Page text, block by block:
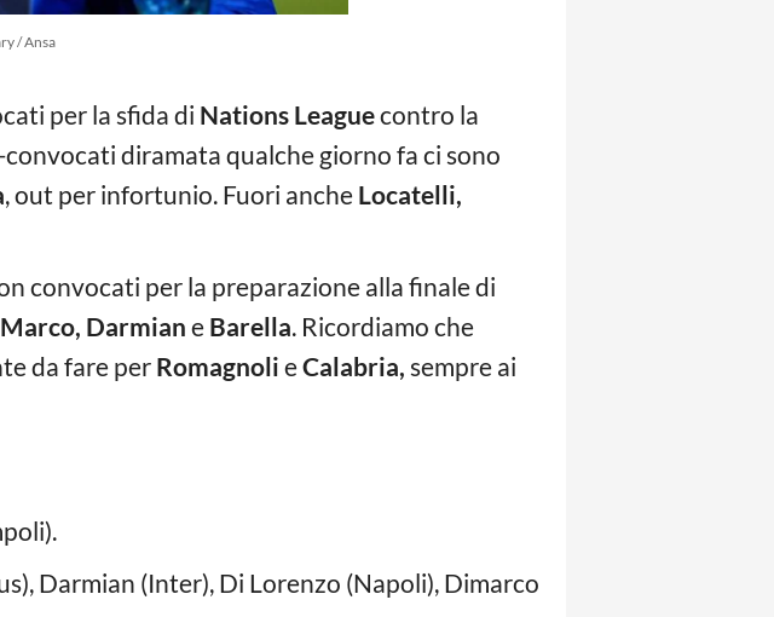
/ Ansa
per la sfida di Nations Leaguecontro la
diramata qualche giorno fa ci sono
, out per infortunio. Fuori anche Locatelli,
convocati per la preparazione alla finale di
Darmiane Barella. Ricordiamo che
da fare per Romagnoli eCalabria, sempre ai
Darmian (Inter), Di Lorenzo (Napoli), Dimarco